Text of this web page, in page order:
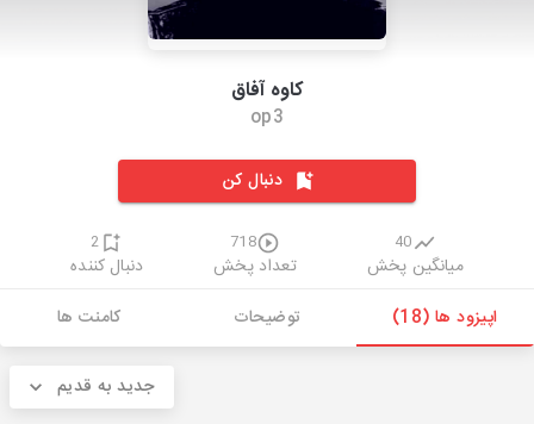
کاوه آفاق
op3
دنبال کن
40
میانگین پخش
718
تعداد پخش
2
دنبال کننده
اپیزود ها (18)
توضیحات کامنت ها
جدید به قدیم